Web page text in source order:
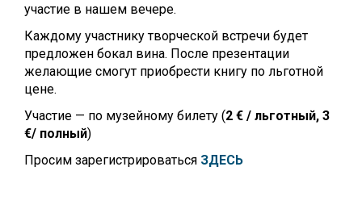
участие в нашем вечере.
Каждому участнику творческой встречи будет
предложен бокал вина. После презентации
желающие смогут приобрести книгу по льготной
цене.
Участие — по музейному билету (2 € / льготный, 3
€/ полный)
Просим зарегистрироваться ЗДЕСЬ